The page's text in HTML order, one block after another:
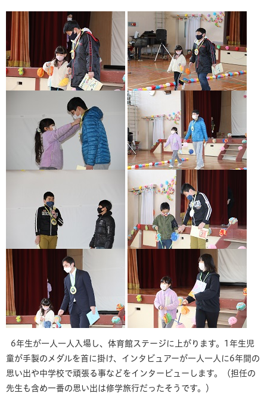
6年生が一人一人入場し、体育館ステージに上がります。1年生児
童が手製のメダルを首に掛け、インタビュアーが一人一人に6年間の
思い出や中学校で頑張る事などをインタービューします。（担任の
先生も含め一番の思い出は修学旅行だったそうです。）